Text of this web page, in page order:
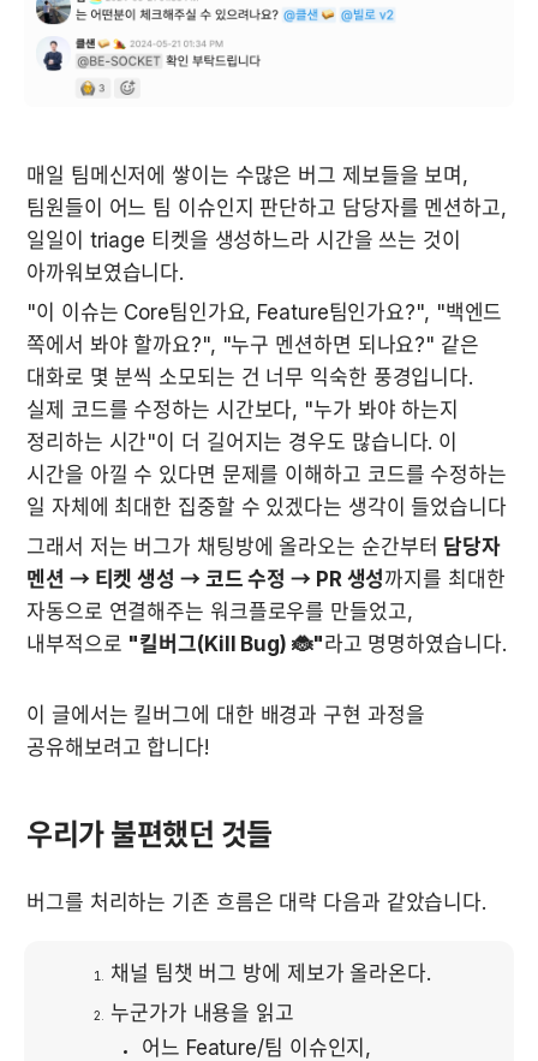
매일 팀메신저에 쌓이는 수많은 버그 제보들을 보며,
팀원들이 어느 팀 이슈인지 판단하고 담당자를 멘션하고,
일일이 triage 티켓을 생성하느라 시간을 쓰는 것이
아까워보였습니다.
"이 이슈는 Core팀인가요, Feature팀인가요?", "백엔드
쪽에서 봐야 할까요?", "누구 멘션하면 되나요?" 같은
대화로 몇 분씩 소모되는 건 너무 익숙한 풍경입니다.
실제 코드를 수정하는 시간보다, "누가 봐야 하는지
정리하는 시간"이 더 길어지는 경우도 많습니다. 이
시간을 아낄 수 있다면 문제를 이해하고 코드를 수정하는
일 자체에 최대한 집중할 수 있겠다는 생각이 들었습니다
그래서 저는 버그가 채팅방에 올라오는 순간부터 담당자
멘션 → 티켓 생성 → 코드 수정 → PR 생성까지를 최대한
자동으로 연결해주는 워크플로우를 만들었고,
내부적으로 "킬버그(Kill Bug) 🐞"라고 명명하였습니다.
이 글에서는 킬버그에 대한 배경과 구현 과정을
공유해보려고 합니다!
우리가 불편했던 것들
버그를 처리하는 기존 흐름은 대략 다음과 같았습니다.
채널 팀챗 버그 방에 제보가 올라온다.
누군가가 내용을 읽고
어느 Feature/팀 이슈인지,